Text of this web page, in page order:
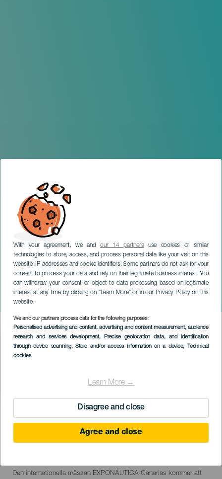
With your agreement, we andour 14 partnersuse cookies or similar
technologies to store, access, and process personal data like your visit on this
website, IP addresses and cookie identifiers. Some partners do not ask for your
consent to process your data and rely on their legitimate business interest. You
can withdraw your consent or object to data processing based on legitimate
interest at any time by clicking on “Learn More” or in our Privacy Policy on this
website.
We and our partners process data for the following purposes:
Personalised advertising and content, advertising and content measurement, audience
research and services development, Precise geolocation data, and identification
through device scanning, Store and/or access information on a device, Technical
cookies
Learn More →
Disagree and close
Agree and close
Båtmässa 2023
TENERIFE
Imagen
Listado
EVENEMANGET HÅLLS
Descripción
Den internationella mässan EXPONÁUTICA Canarias kommer att